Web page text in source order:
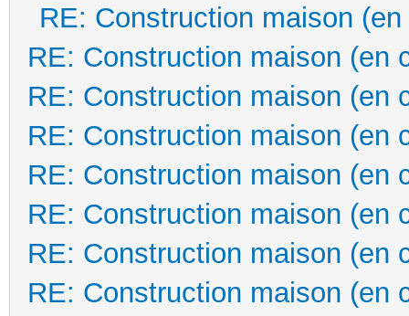
RE: Construction maison
RE: Construction maison (en
RE: Construction maison (en
RE: Construction maison (en
RE: Construction maison (en
RE: Construction maison (en
RE: Construction maison (en
RE: Construction maison (en